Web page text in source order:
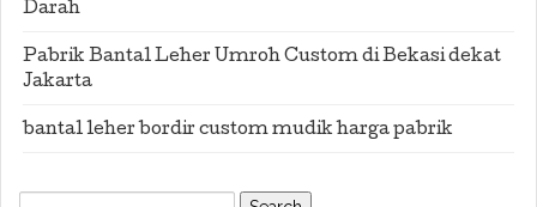
Darah
Pabrik Bantal Leher Umroh Custom di Bekasi dekat
Jakarta
bantal leher bordir custom mudik harga pabrik
Search